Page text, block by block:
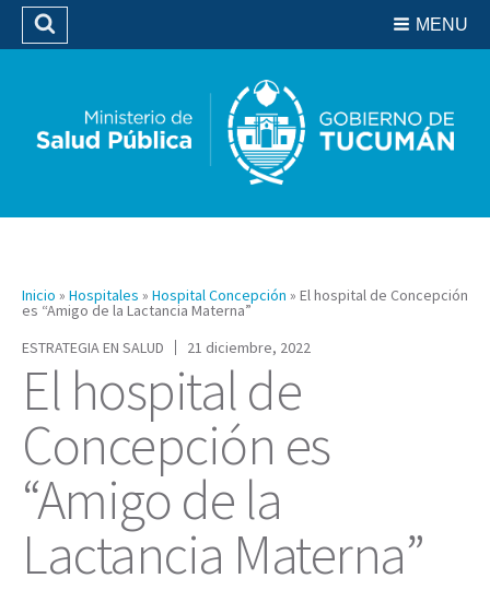
Biblioteca
MENU
Buscar
Inicio » Hospitales » Hospital Concepción » El hospital de Concepción
es “Amigo de la Lactancia Materna”
ESTRATEGIA EN SALUD
21 diciembre, 2022
El hospital de
Concepción es
“Amigo de la
Lactancia Materna”